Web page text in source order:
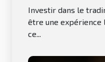
Investir dans le
être une expérience
ce...